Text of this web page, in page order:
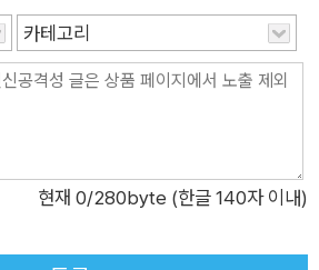
카테고리
현재 0/280byte (한글 140자 이내)